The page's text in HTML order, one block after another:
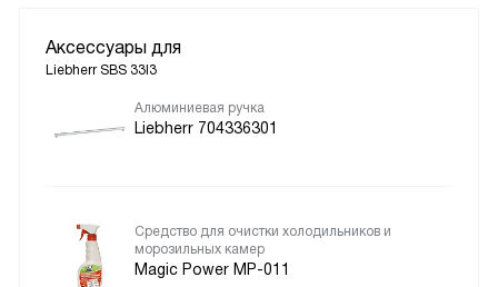
Аксессуары для
Liebherr SBS 33I3
Алюминиевая ручка
Liebherr 704336301
Средство для очистки холодильников и
морозильных камер
Magic Power MP-011